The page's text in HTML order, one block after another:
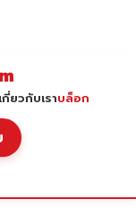
เกี่ยวกับเราบล็อก